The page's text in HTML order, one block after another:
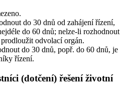
do 30 dnů od zahájení řízení,
do 60 dnů; nelze-li rozhodnout
odvolací orgán.
do 30 dnů, popř. do 60 dnů, je
řízení.
(dotčení) řešení životní